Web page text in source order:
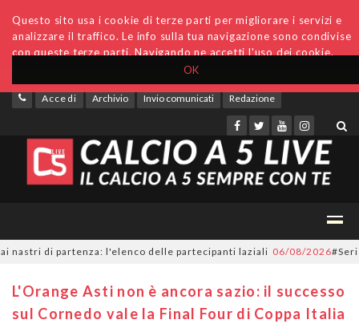
OK
Questo sito usa i cookie di terze parti per migliorare i servizi e
analizzare il traffico. Le info sulla tua navigazione sono condivise
con queste terze parti. Navigando ne accetti l'uso dei cookie.
Accedi Archivio Invio comunicati Redazione
di partenza: l'elenco delle partecipanti laziali 06/08/2026
L'Orange Asti non è ancora sazio: il successo
sul Cornedo vale la Final Four di Coppa Italia